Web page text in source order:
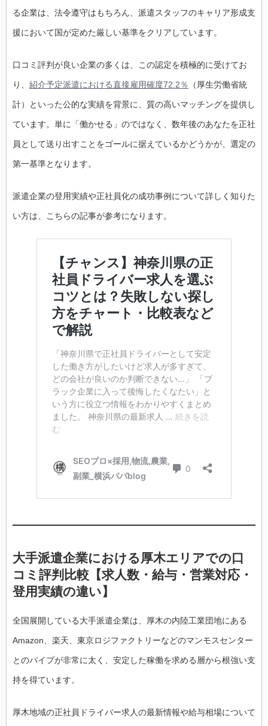
る企業は、法令遵守はもちろん、派遣スタッフのキャリア形成支
援において国が定めた厳しい基準をクリアしています。
口コミ評判が良い企業の多くは、この認定を積極的に受けてお
り、 紹介予定派遣における直接雇用確度72.2％ （厚生労働省統
計）といった公的な実績を背景に、質の高いマッチングを提供し
ています。単に「働かせる」のではなく、数年後のあなたを正社
員として送り出すことをゴールに据えているかどうかが、選定の
第一基準となります。
派遣企業の登用実績や正社員化の成功事例について詳しく知りた
い方は、こちらの記事が参考になります。
大手派遣企業における厚木エリアでの口
コミ評判比較【求人数・給与・営業対応・
登用実績の違い】
全国展開している大手派遣企業は、厚木の内陸工業団地にある
Amazon、楽天、東京ロジファクトリーなどのマンモスセンター
とのパイプが非常に太く、安定した稼働を求める層から根強い支
持を得ています。
厚木地域の正社員ドライバー求人の最新情報や給与相場について